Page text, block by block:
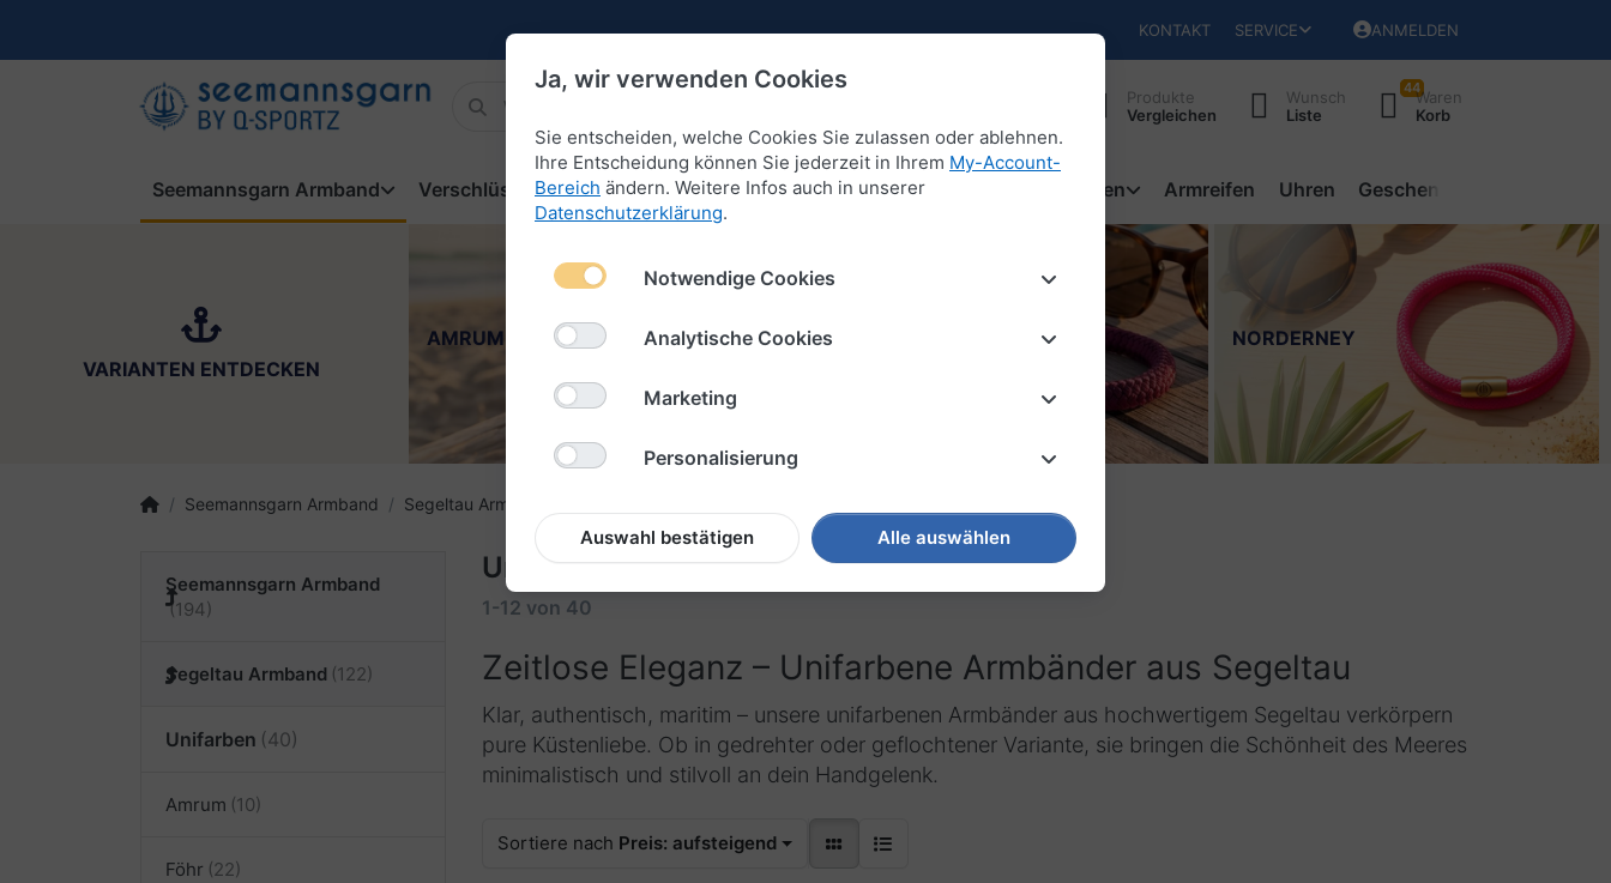
KONTAKT SERVICE ANMELDEN
Produkte
Vergleichen
Wunsch
Liste
44Waren
Korb
Seemannsgarn Armband Verschlüsse für Armbänder Anhänger für Armbänder Schlüsselketten Armreifen Uhren Geschenke
NORDERNEY
AMRUM
VARIANTEN ENTDECKEN
FÖHR
Seemannsgarn Armband Segeltau Armband
Seemannsgarn Armband
Segeltau Armband
Unifarben
Amrum
Föhr
Unifarben
1-12 von 40
Zeitlose Eleganz – Unifarbene Armbänder aus Segeltau
Klar, authentisch, maritim – unsere unifarbenen Armbänder aus hochwertigem Segeltau verkörpern
pure Küstenliebe. Ob in gedrehter oder geflochtener Variante, sie bringen die Schönheit des Meeres
minimalistisch und stilvoll an dein Handgelenk.
Sortiere nach Preis: aufsteigend
Ja, wir verwenden Cookies
Sie entscheiden, welche Cookies Sie zulassen oder ablehnen.
Ihre Entscheidung können Sie jederzeit in Ihrem My-Account-
Bereich ändern. Weitere Infos auch in unserer
Datenschutzerklärung.
Notwendige Cookies
Analytische Cookies
Marketing
Personalisierung
Auswahl bestätigen Alle auswählen